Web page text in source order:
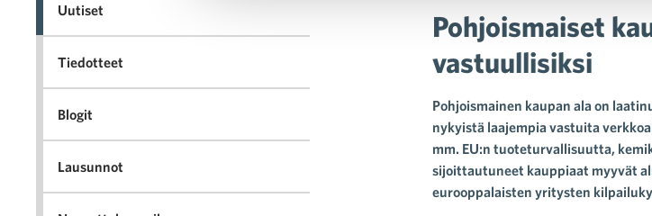
Pohjoismaiset
vastuullisiksi
Pohjoismainen kaupan ala on
nykyistä laajempia vastuita
mm. EU:n tuoteturvallisuutta,
sijoittautuneet kauppiaat myyvät
eurooppalaisten yritysten
Uutiset
Tiedotteet
Blogit
Lausunnot